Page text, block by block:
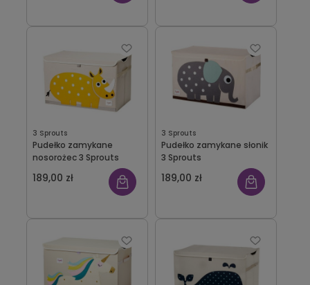
3 Sprouts
Pudełko zamykane
nosorożec 3 Sprouts
189,00 zł
3 Sprouts
Pudełko zamykane słonik
3 Sprouts
189,00 zł